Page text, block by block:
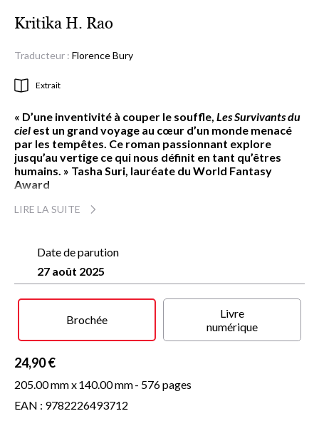
Kritika H. Rao
Traducteur : Florence Bury
Extrait
« D’une inventivité à couper le souffle, Les Survivants du
ciel est un grand voyage au cœur d’un monde menacé
par les tempêtes. Ce roman passionnant explore
jusqu’au vertige ce qui nous définit en tant qu’êtres
humains. » Tasha Suri, lauréate du World Fantasy
Award
Après une catastrophe globale, l’humanité s’est réfugiée
architectes sont les seuls à maîtriser.
Iravan fait partie de cette puissante caste. Soupçonné
d’avoir succombé à l’extase, un état second redouté de tous,
car susceptible de provoquer la disparition totale d’une cité,
il risque de tout perdre. Même l’amour de sa femme, Ahilya,
l’unique archéologue de la cité de Nakshar.
Nakshar s’enfonce peu à peu dans des zones de turbulence
extraordinaire qui remet soudain tout en question.
Autrice de science-fiction et de littérature jeunesse, Kritika H.
LIRE LA SUITE
Date de parution
27 août 2025
Brochée
Livre
numérique
24,90 €
205.00 mm x140.00 mm- 576 pages
EAN : 9782226493712